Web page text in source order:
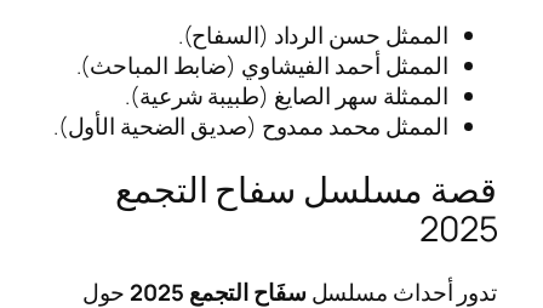
الممثل حسن الرداد (السفاح).
الممثل أحمد الفيشاوي (ضابط المباحث).
الممثلة سهر الصايغ (طبيبة شرعية).
الممثل محمد ممدوح (صديق الضحية الأول).
قصة مسلسل سفاح التجمع
2025
تدور أحداث مسلسل سفَاح التجمع 2025
حول